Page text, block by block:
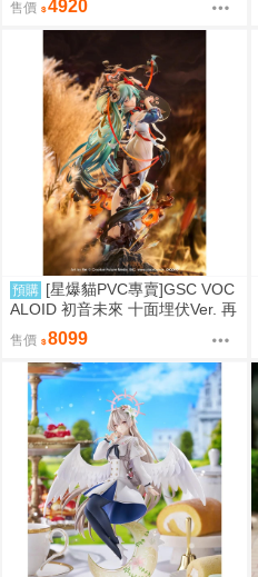
7 0906
售價 4920
預購 [星爆貓PVC專賣]GSC VOC
ALOID 初音未來 十面埋伏Ver. 再
版 預計2027/10到貨
售價 8099